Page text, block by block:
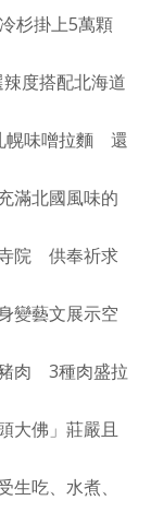
杉掛上5萬顆
度搭配北海道
幌味噌拉麵 還
滿北國風味的
寺院 供奉祈求
變藝文展示空
豬肉 3種肉盛拉
大佛」莊嚴且
吃、水煮、